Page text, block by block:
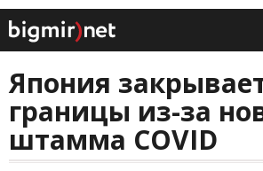
Япония
границы из-за
штамма COVID